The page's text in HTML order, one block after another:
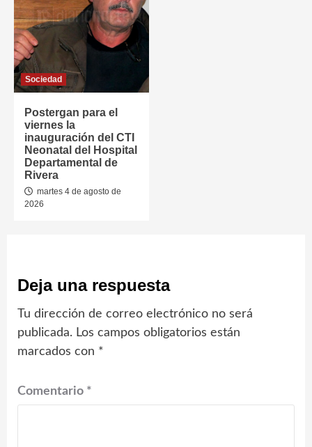
Sociedad
Postergan para el
viernes la
inauguración del CTI
Neonatal del Hospital
Departamental de
Rivera
martes 4 de agosto de
2026
Deja una respuesta
Tu dirección de correo electrónico no será
publicada. Los campos obligatorios están
marcados con *
Comentario *